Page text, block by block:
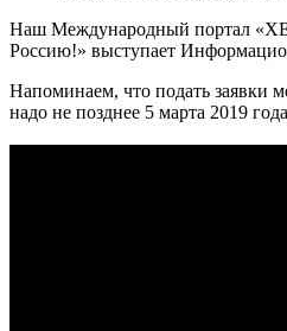
Наш Международный портал
Россию!» выступает
Напоминаем, что подать заявки
надо не позднее 5 марта 2019